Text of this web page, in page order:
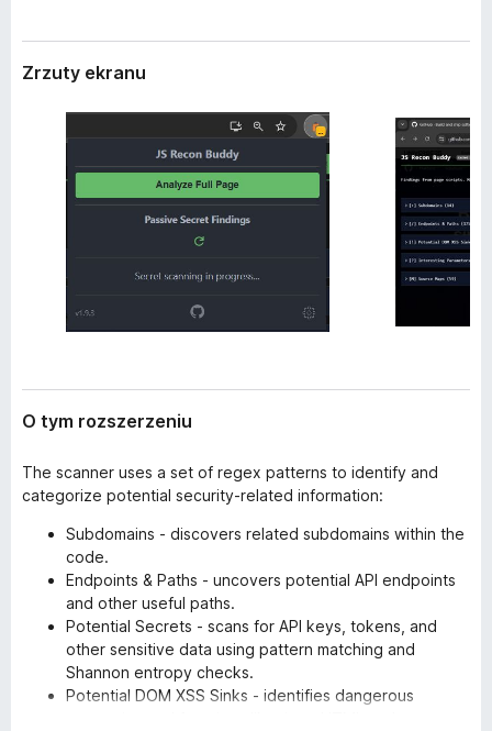
r
F
r
e
f
x
n
Zrzuty ekranu
O tym rozszerzeniu
The scanner uses a set of regex patterns to identify and
categorize potential security-related information:
Subdomains - discovers related subdomains within the
code.
Endpoints & Paths - uncovers potential API endpoints
and other useful paths.
Potential Secrets - scans for API keys, tokens, and
other sensitive data using pattern matching and
Shannon entropy checks.
Potential DOM XSS Sinks - identifies dangerous